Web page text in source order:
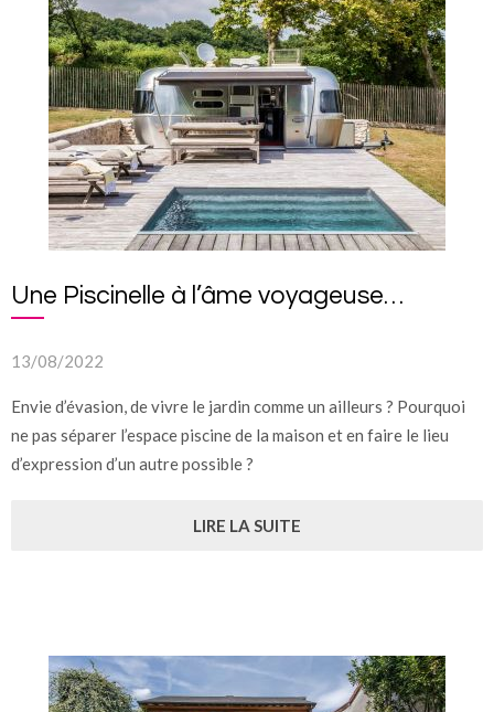
Une Piscinelle à l’âme voyageuse…
13/08/2022
Envie d’évasion, de vivre le jardin comme un ailleurs ? Pourquoi
ne pas séparer l’espace piscine de la maison et en faire le lieu
d’expression d’un autre possible ?
LIRE LA SUITE